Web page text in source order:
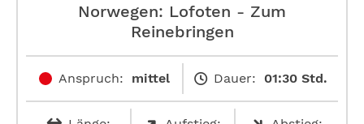
Norwegen: Lofoten - Zum
Reinebringen
Anspruch: mittel Dauer: 01:30 Std.